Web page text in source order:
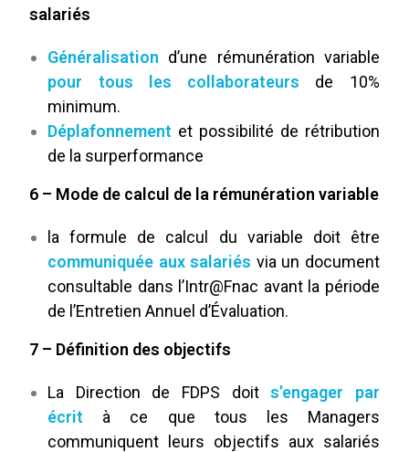
salariés
Généralisation d’une rémunération variable
pour tous les collaborateurs
de 10%
minimum.
Déplafonnement et possibilité de rétribution
de la surperformance
6 – Mode de calcul de la rémunération variable
la formule de calcul du variable doit être
communiquée aux salariés via un document
consultable dans l’Intr@Fnac avant la période
de l’Entretien Annuel d’Évaluation.
7 – Définition des objectifs
La Direction de FDPS doits’engager par
écrit à ce que tous les Managers
communiquent leurs objectifs aux salariés